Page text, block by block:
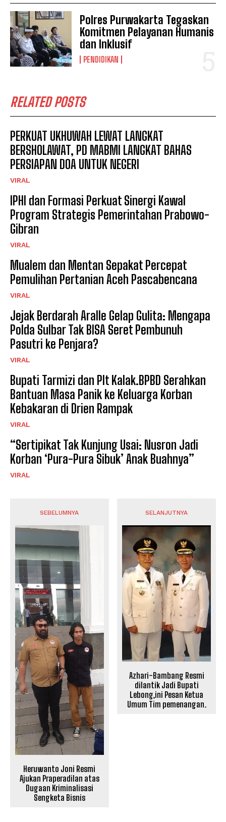
Polres Purwakarta Tegaskan
Komitmen Pelayanan Humanis
dan Inklusif
PENDIDIKAN
RELATED POSTS
PERKUAT UKHUWAH LEWAT LANGKAT
BERSHOLAWAT, PD MABMI LANGKAT BAHAS
PERSIAPAN DOA UNTUK NEGERI
VIRAL
IPHI dan Formasi Perkuat Sinergi Kawal
Program Strategis Pemerintahan Prabowo-
Gibran
VIRAL
Mualem dan Mentan Sepakat Percepat
Pemulihan Pertanian Aceh Pascabencana
VIRAL
Jejak Berdarah Aralle Gelap Gulita: Mengapa
Polda Sulbar Tak BISA Seret Pembunuh
Pasutri ke Penjara?
VIRAL
Bupati Tarmizi dan Plt Kalak.BPBD Serahkan
Bantuan Masa Panik ke Keluarga Korban
Kebakaran di Drien Rampak
VIRAL
“Sertipikat Tak Kunjung Usai: Nusron Jadi
Korban ‘Pura-Pura Sibuk’ Anak Buahnya”
VIRAL
SEBELUMNYA
Heruwanto Joni Resmi
Ajukan Praperadilan atas
Dugaan Kriminalisasi
Sengketa Bisnis
SELANJUTNYA
Azhari-Bambang Resmi
dilantik Jadi Bupati
Lebong,ini Pesan Ketua
Umum Tim pemenangan.